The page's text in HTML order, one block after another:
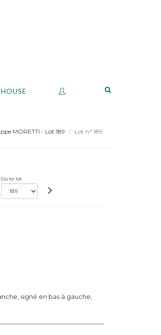
MORETTI - Lot 189 Lot n° 189
Go to lot
signé en bas à gauche,